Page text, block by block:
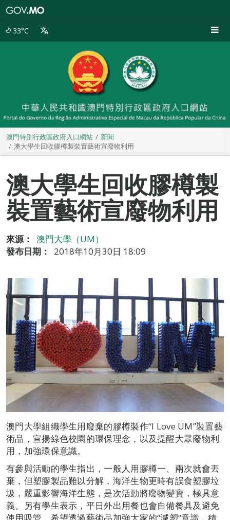
33°C
澳門特別行政區政府入口網站
新聞
澳大學生回收膠樽製裝置藝術宣廢物利用
澳大學生回收膠樽製
裝置藝術宣廢物利用
來源：
澳門大學（UM）
發布日期：
2018年10月30日 18:09
澳門大學組織學生用廢棄的膠樽製作“I Love UM”裝置藝
術品，宣揚綠色校園的環保理念，以及提醒大眾廢物利
用，加強環保意識。
有參與活動的學生指出，一般人用膠樽一、兩次就會丟
棄，但塑膠製品難以分解，海洋生物更時有誤食塑膠垃
圾，嚴重影響海洋生態，是次活動將廢物變寶，極具意
義。另有學生表示，平日外出用餐也會自備餐具及避免